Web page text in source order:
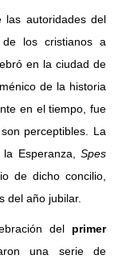
autoridades del
de los cristianos a
en la ciudad de
de la historia
en el tiempo, fue
perceptibles. La
Esperanza, Spes
de dicho concilio,
del año jubilar.
del primer
una serie de